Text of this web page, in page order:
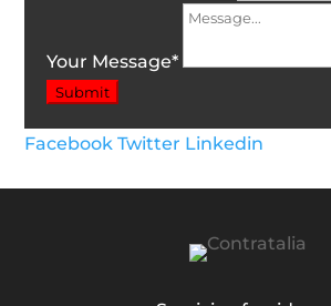
Your Message*
Submit
Facebook Twitter Linkedin